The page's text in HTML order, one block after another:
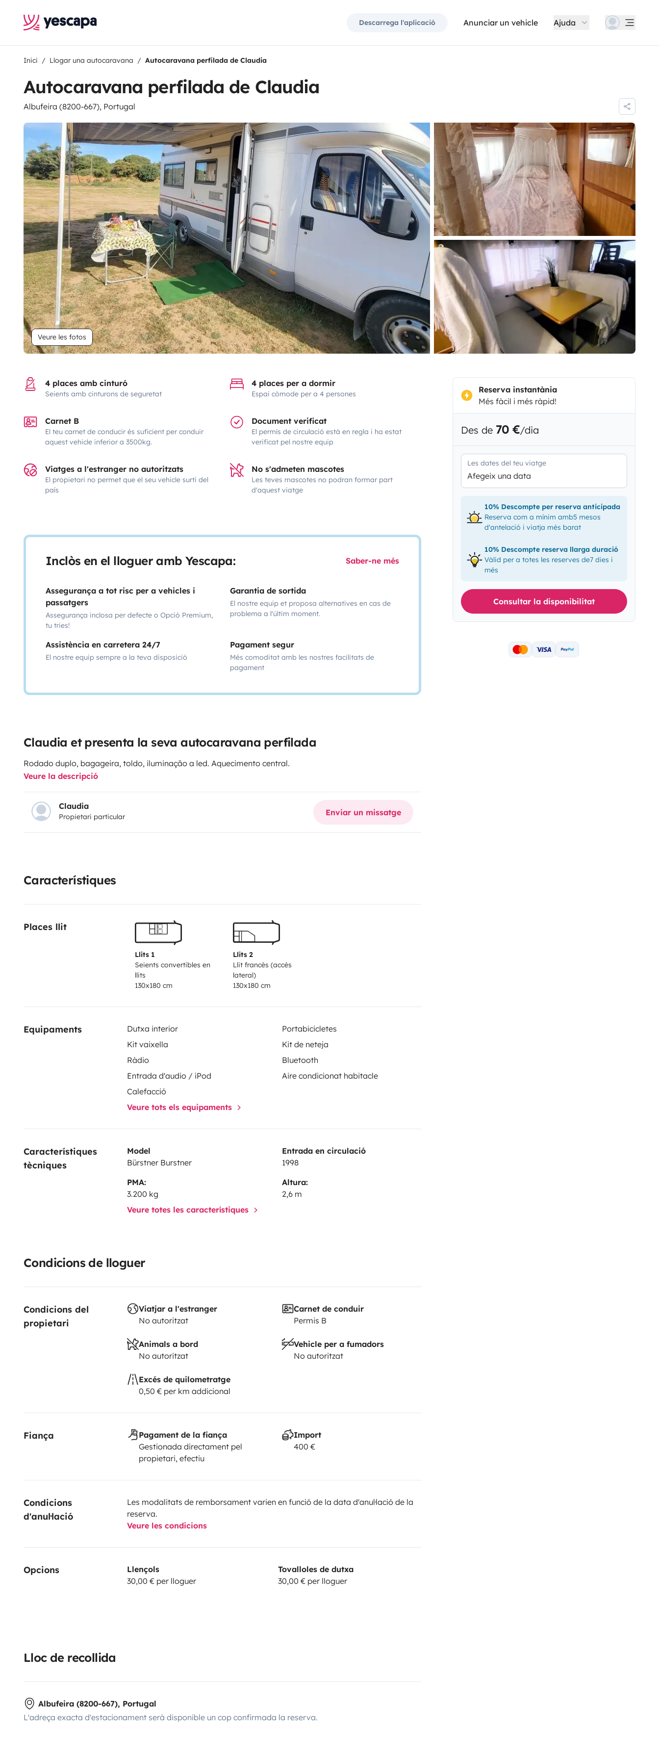
Descarrega l'aplicació Anunciar un vehicle Ajuda
Inici Llogar una autocaravana Autocaravana perfilada de Claudia
Autocaravana perfilada de Claudia
Albufeira (8200-667), Portugal
Veure les fotos
4 places amb cinturó
Seients amb cinturons de seguretat
4 places per a dormir
Espai còmode per a 4 persones
Carnet B
El teu carnet de conducir és suficient per conduir
aquest vehicle inferior a 3500kg.
Document verificat
El permís de circulació està en regla i ha estat
verificat pel nostre equip
Viatges a l'estranger no autoritzats
El propietari no permet que el seu vehicle surti del
país
No s'admeten mascotes
Les teves mascotes no podran formar part
d'aquest viatge
Inclòs en el lloguer amb Yescapa: Saber-ne més
Assegurança a tot risc per a vehicles i
passatgers
Assegurança inclosa per defecte o Opció Premium,
tu tries!
Garantia de sortida
El nostre equip et proposa alternatives en cas de
problema a l'últim moment.
Assistència en carretera 24/7
El nostre equip sempre a la teva disposició
Pagament segur
Més comoditat amb les nostres facilitats de
pagament
Claudia et presenta la seva autocaravana perfilada
Rodado duplo, bagageira, toldo, iluminação a led. Aquecimento central.
Veure la descripció
Claudia
Propietari particular Enviar un missatge
Característiques
Places llit
Llits 1
Seients convertibles en
llits
130x180 cm
Llits 2
Llit francès (accés
lateral)
130x180 cm
Equipaments Dutxa interior
Portabicicletes
Kit vaixella
Kit de neteja
Ràdio
Bluetooth
Entrada d'audio / iPod
Aire condicionat habitacle
Calefacció
Veure tots els equipaments
Característiques
tècniques
Model
Bürstner Burstner
Entrada en circulació
1998
PMA:
3.200 kg
Altura:
2,6 m
Veure totes les característiques
Condicions de lloguer
Condicions del
propietari
Viatjar a l'estranger
No autoritzat
Carnet de conduir
Permis B
Animals a bord
No autoritzat
Vehicle per a fumadors
No autoritzat
Excés de quilometratge
0,50 € per km addicional
Fiança
Pagament de la fiança
Gestionada directament pel
propietari, efectiu
Import
400 €
Condicions
d'anul·lació
Les modalitats de remborsament varien en funció de la data d'anul·lació de la
reserva.
Veure les condicions
Opcions
Llençols
30,00 € per lloguer
Tovalloles de dutxa
30,00 € per lloguer
Lloc de recollida
Albufeira (8200-667), Portugal
L'adreça exacta d'estacionament serà disponible un cop confirmada la reserva.
Reserva instantània
Més fàcil i més ràpid!
Des de 70 €/dia
Les dates del teu viatge
Afegeix una data
10% Descompte per reserva anticipada
Reserva com a mínim amb5 mesos
d'antelació i viatja més barat
10% Descompte reserva llarga duració
Vàlid per a totes les reserves de7 dies i
més
Consultar la disponibilitat